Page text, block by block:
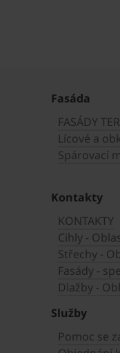
Fasáda
FASÁDY
Lícové a
Spárovací
Kontakty
KONTAKTY
Cihly -
Střechy -
Fasády -
Dlažby -
Služby
Pomoc se